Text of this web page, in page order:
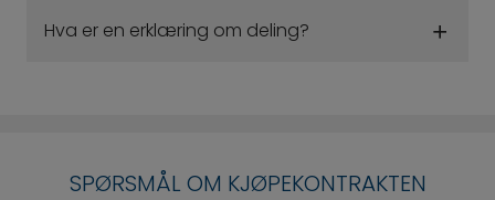
Hva er en erklæring om deling?
SPØRSMÅL OM KJØPEKONTRAKTEN